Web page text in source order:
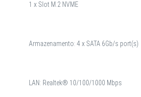
1 x Slot M.2 NVME
Armazenamento: 4 x SATA 6Gb/s port(s)
LAN: Realtek® 10/100/1000 Mbps